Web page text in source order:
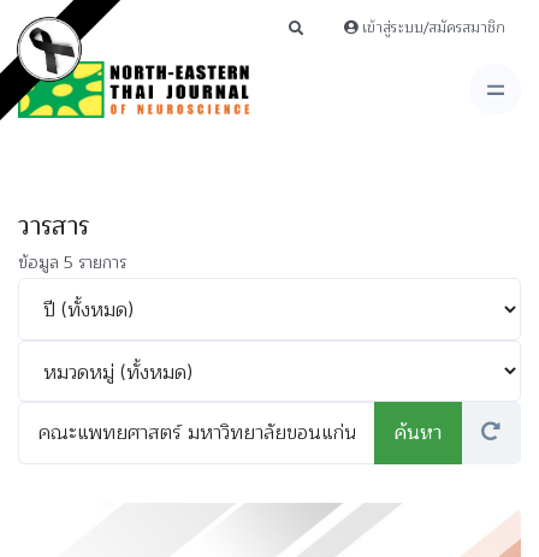
เข้าสู่ระบบ/สมัครสมาชิก
วารสาร
ข้อมูล 5 รายการ